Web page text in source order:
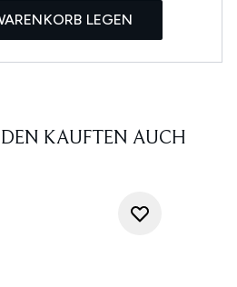
LEGEN
KAUFTEN AUCH